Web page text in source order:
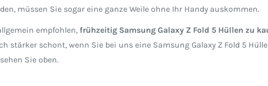
müssen Sie sogar eine ganze Weile ohne Ihr Handy auskommen.
empfohlen, frühzeitig Samsung Galaxy Z Fold 5 Hüllen zu
stärker schont, wenn Sie bei uns eine Samsung Galaxy Z Fold 5
Sie oben.